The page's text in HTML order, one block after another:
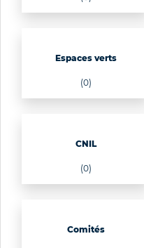
Espaces verts
(0)
CNIL
(0)
Comités